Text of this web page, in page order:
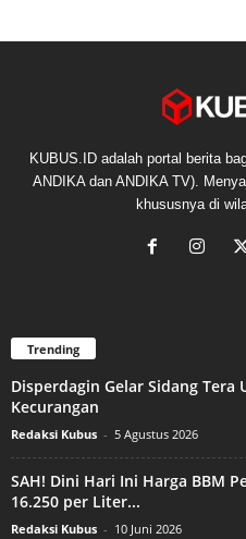
KUBUS.ID adalah portal berita
ANDIKA dan ANDIKA TV).
khususnya di
Trending
Disperdagin Gelar Sidang Tera
Kecurangan
Redaksi Kubus - 5 Agustus 2026
SAH! Dini Hari Ini Harga BBM
16.250 per Liter...
Redaksi Kubus - 10 Juni 2026